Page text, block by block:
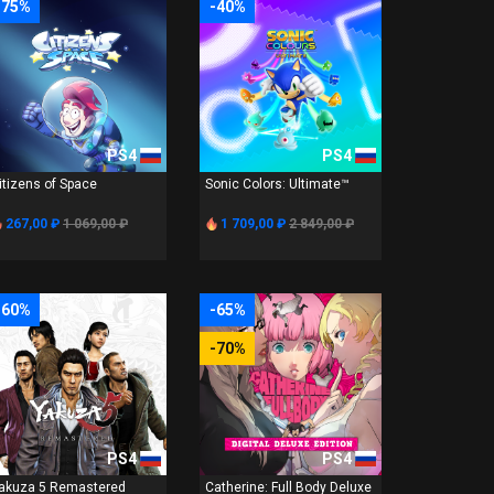
PS4
of Space
267,00 ₽ 1 069,00 ₽
-40%
PS4
Sonic Colors: Ultimate™
1 709,00 ₽ 2 849,00 ₽
PS4
5 Remastered
-65%
-70%
PS4
Catherine: Full Body Deluxe